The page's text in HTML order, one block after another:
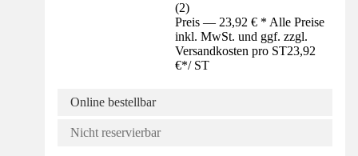
(2)
Preis — 23,92 € * Alle Preise
inkl. MwSt. und ggf. zzgl.
Versandkosten pro ST23,92
€*/ ST
Online bestellbar
Nicht reservierbar